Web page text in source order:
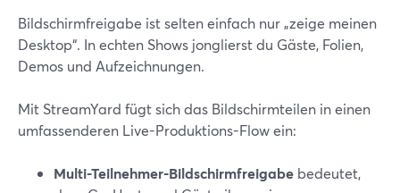
Bildschirmfreigabe ist selten einfach nur „zeige meinen
Desktop“. In echten Shows jonglierst du Gäste, Folien,
Demos und Aufzeichnungen.
Mit StreamYard fügt sich das Bildschirmteilen in einen
umfassenderen Live-Produktions-Flow ein:
Multi-Teilnehmer-Bildschirmfreigabe bedeutet,